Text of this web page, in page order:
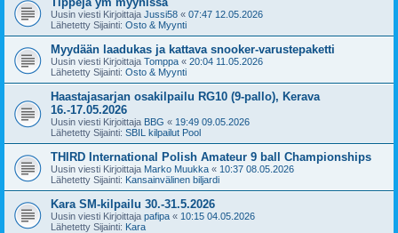
Uusin viesti Kirjoittaja Jussi58 « 07:47 12.05.2026
Lähetetty Sijainti: Osto & Myynti
Myydään laadukas ja kattava snooker-varustepaketti
Uusin viesti Kirjoittaja Tomppa « 20:04 11.05.2026
Lähetetty Sijainti: Osto & Myynti
Haastajasarjan osakilpailu RG10 (9-pallo), Kerava
16.-17.05.2026
Uusin viesti Kirjoittaja BBG « 19:49 09.05.2026
Lähetetty Sijainti: SBIL kilpailut Pool
THIRD International Polish Amateur 9 ball Championships
Uusin viesti Kirjoittaja Marko Muukka « 10:37 08.05.2026
Lähetetty Sijainti: Kansainvälinen biljardi
Kara SM-kilpailu 30.-31.5.2026
Uusin viesti Kirjoittaja pafipa « 10:15 04.05.2026
Lähetetty Sijainti: Kara